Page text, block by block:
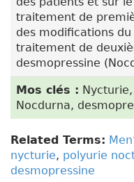
traitement de
des modifications
traitement de
desmopressine
Mos clés :
Nocdurna,
Related Terms:
nycturie, polyurie
desmopressine